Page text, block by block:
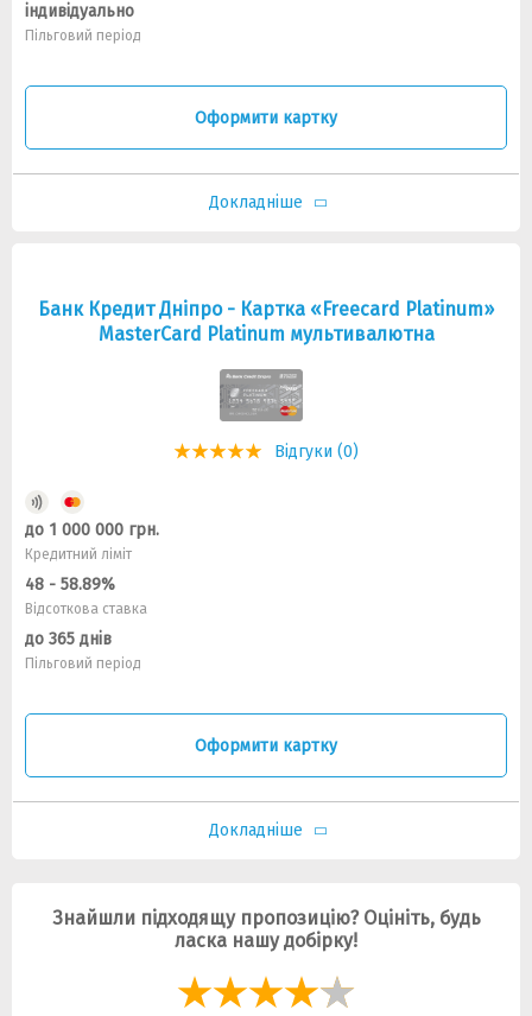
індивідуально
Пільговий період
Оформити картку
Докладніше
Банк Кредит Дніпро - Картка «Freecard Platinum»
MasterCard Platinum мультивалютна
Відгуки (0)
до 1 000 000 грн.
Кредитний ліміт
48 - 58.89%
Відсоткова ставка
до 365 днів
Пільговий період
Оформити картку
Докладніше
Знайшли підходящу пропозицію? Оцініть, будь
ласка нашу добірку!